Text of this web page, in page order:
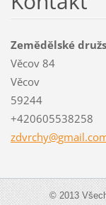
Zemědělské
Věcov 84
Věcov
59244
+420605538258
zdvrchy@gmail.co
© 2013